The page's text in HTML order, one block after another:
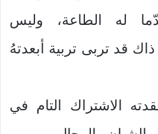
له الطاعة، وليس
قد تربى تربية أبعدتهُ
الاشتراك التام في